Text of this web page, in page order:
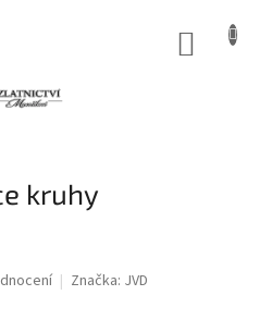
kruhy
Značka: JVD